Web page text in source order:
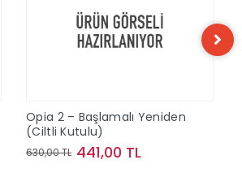
Opia 2 – Başlamalı Yeniden
(Ciltli Kutulu)
630,00 TL 441,00 TL